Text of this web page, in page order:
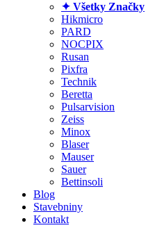
✦ Všetky Značky
Hikmicro
PARD
NOCPIX
Rusan
Pixfra
Technik
Beretta
Pulsarvision
Zeiss
Minox
Blaser
Mauser
Sauer
Bettinsoli
Blog
Stavebniny
Kontakt